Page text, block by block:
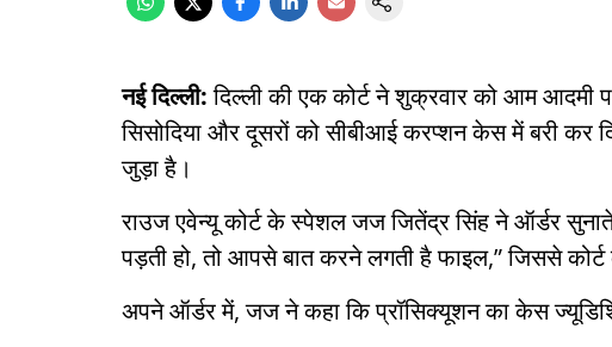
नई दिल्ली:दिल्ली की एक कोर्ट ने शुक्रवार को आम आदमी
सिसोदिया और दूसरों को सीबीआई करप्शन केस में बरी कर
जुड़ा है।
राउज एवेन्यू कोर्ट के स्पेशल जज जितेंद्र सिंह ने ऑर्डर
पड़ती हो, तो आपसे बात करने लगती है फाइल,” जिससे
अपने ऑर्डर में, जज ने कहा कि प्रॉसिक्यूशन का केस